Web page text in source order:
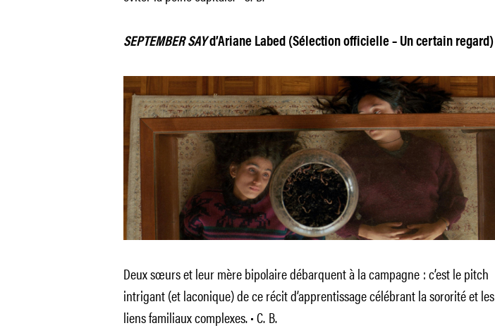
SEPTEMBER SAYd’Ariane Labed (Sélection officielle – Un certain regard)
Deux sœurs et leur mère bipolaire débarquent à la campagne : c’est le pitch
intrigant (et laconique) de ce récit d’apprentissage célébrant la sororité et les
liens familiaux complexes. • C. B.